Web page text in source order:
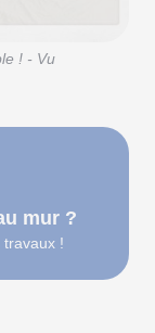
! - Vu
mur ?
!